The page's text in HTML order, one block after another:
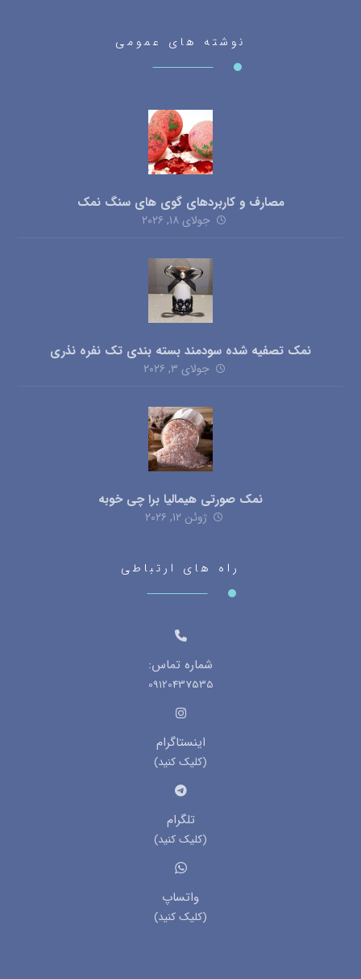
نوشته های عمومی
مصارف و کاربردهای گوی های سنگ نمک
جولای ۱۸, ۲۰۲۶
نمک تصفیه شده سودمند بسته بندی تک نفره نذری
جولای ۳, ۲۰۲۶
نمک صورتی هیمالیا برا چی خوبه
ژوئن ۱۲, ۲۰۲۶
راه های ارتباطی
شماره تماس:
09120437535
اینستاگرام
(کلیک کنید)
تلگرام
(کلیک کنید)
واتساپ
(کلیک کنید)